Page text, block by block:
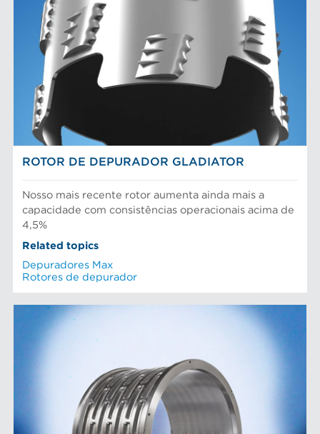
ROTOR DE DEPURADOR GLADIATOR
Nosso mais recente rotor aumenta ainda mais a
capacidade com consistências operacionais acima de
4,5%
Related topics
Depuradores Max
Rotores de depurador